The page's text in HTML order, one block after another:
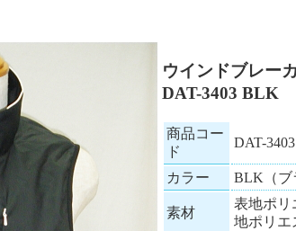
ウインドブレー
DAT-3403 BLK
商品コー
ド
DAT-3403
カラー BLK（ブ
素材
表地ポリ
地ポリエ